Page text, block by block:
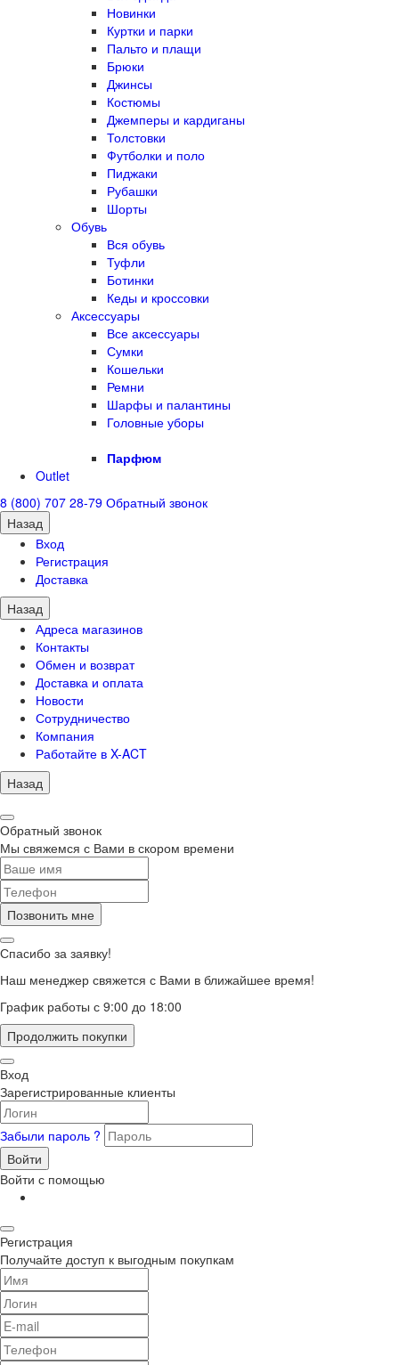
Новинки
Куртки и парки
Пальто и плащи
Брюки
Джинсы
Костюмы
Джемперы и кардиганы
Толстовки
Футболки и поло
Пиджаки
Рубашки
Шорты
Обувь
Вся обувь
Туфли
Ботинки
Кеды и кроссовки
Аксессуары
Все аксессуары
Сумки
Кошельки
Ремни
Шарфы и палантины
Головные уборы
Парфюм
Outlet
8 (800) 707 28-79 Обратный звонок
Назад
Вход
Регистрация
Доставка
Назад
Адреса магазинов
Контакты
Обмен и возврат
Доставка и оплата
Новости
Сотрудничество
Компания
Работайте в X-ACT
Назад
Обратный звонок
Мы свяжемся с Вами в скором времени
Позвонить мне
Спасибо за заявку!
Наш менеджер свяжется с Вами в ближайшее время!
График работы с 9:00 до 18:00
Продолжить покупки
Вход
Зарегистрированные клиенты
Забыли пароль ?
Войти
Войти с помощью
Регистрация
Получайте доступ к выгодным покупкам